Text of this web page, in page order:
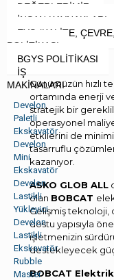
DEĞERLERİMİZ
İNSAN KAYNAKLARI
EYS (KALİTE,
POLİTİKASI
BGYS POLİTİKASI
İŞ
MAKİNALARI
Develon
Paletli
Ekskavatör
Develon
Mini
Ekskavatör
Develon
Lastikli
Yükleyici
Develon
Lastikli
Ekskavatör
Rubble
Master
Günümüzün hızlı
ortamında enerji
stratejik bir
operasyonel
etkilerini de
tasarruflu
kazanıyor.
ASKO GLOB ALL
olan BOBCAT
Gelişmiş
dostu yapısıyla
işletmenizin
destekleyecek
BOBCAT